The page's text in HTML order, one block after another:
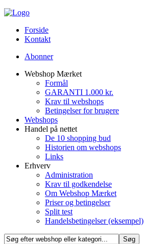
Forside
Kontakt
Abonner
Webshop Mærket
Formål
GARANTI 1.000 kr.
Krav til webshops
Betingelser for brugere
Webshops
Handel på nettet
De 10 shopping bud
Historien om webshops
Links
Erhverv
Administration
Krav til godkendelse
Om Webshop Mærket
Priser og betingelser
Split test
Handelsbetingelser (eksempel)